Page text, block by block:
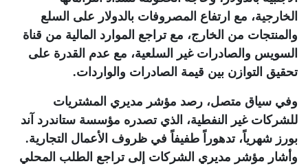
الخارجية، مع ارتفاع المصروفات بالدولار على السلع
والمنتجات من الخارج، مع تراجع الموارد المالية من قناة
السويس والصادرات غير السلعية، مع عدم القدرة على
تحقيق التوازن بين قيمة الصادرات والواردات.
وفي سياق متصل، رصد مؤشر مديري المشتريات
للشركات غير النفطية، الذي تصدره مؤسسة ستاندرد آند
بورز شهرياً، تدهوراً طفيفاً في ظروف الأعمال التجارية.
وأشار مؤشر مديري الشركات إلى تراجع الطلب المحلي